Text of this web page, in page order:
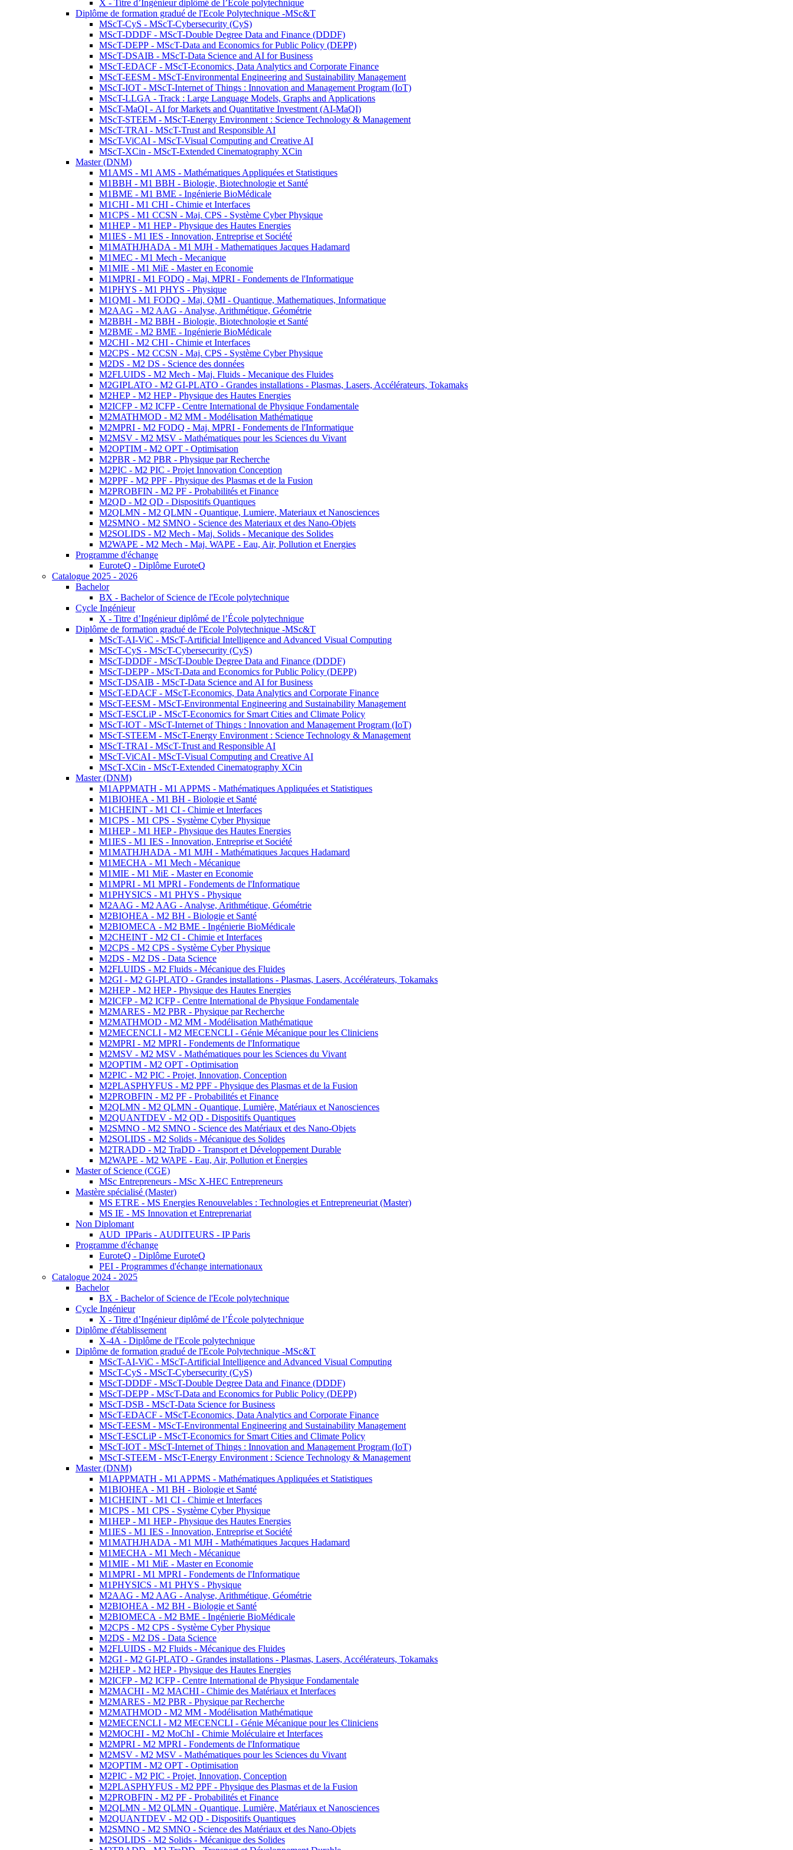
X - Titre d’Ingénieur diplômé de l’École polytechnique
Diplôme de formation gradué de l'Ecole Polytechnique -MSc&T
MScT-CyS - MScT-Cybersecurity (CyS)
MScT-DDDF - MScT-Double Degree Data and Finance (DDDF)
MScT-DEPP - MScT-Data and Economics for Public Policy (DEPP)
MScT-DSAIB - MScT-Data Science and AI for Business
MScT-EDACF - MScT-Economics, Data Analytics and Corporate Finance
MScT-EESM - MScT-Environmental Engineering and Sustainability Management
MScT-IOT - MScT-Internet of Things : Innovation and Management Program (IoT)
MScT-LLGA - Track : Large Language Models, Graphs and Applications
MScT-MaQI - AI for Markets and Quantitative Investment (AI-MaQI)
MScT-STEEM - MScT-Energy Environment : Science Technology & Management
MScT-TRAI - MScT-Trust and Responsible AI
MScT-ViCAI - MScT-Visual Computing and Creative AI
MScT-XCin - MScT-Extended Cinematography XCin
Master (DNM)
M1AMS - M1 AMS - Mathématiques Appliquées et Statistiques
M1BBH - M1 BBH - Biologie, Biotechnologie et Santé
M1BME - M1 BME - Ingénierie BioMédicale
M1CHI - M1 CHI - Chimie et Interfaces
M1CPS - M1 CCSN - Maj. CPS - Système Cyber Physique
M1HEP - M1 HEP - Physique des Hautes Energies
M1IES - M1 IES - Innovation, Entreprise et Société
M1MATHJHADA - M1 MJH - Mathematiques Jacques Hadamard
M1MEC - M1 Mech - Mecanique
M1MIE - M1 MiE - Master en Economie
M1MPRI - M1 FODQ - Maj. MPRI - Fondements de l'Informatique
M1PHYS - M1 PHYS - Physique
M1QMI - M1 FODQ - Maj. QMI - Quantique, Mathematiques, Informatique
M2AAG - M2 AAG - Analyse, Arithmétique, Géométrie
M2BBH - M2 BBH - Biologie, Biotechnologie et Santé
M2BME - M2 BME - Ingénierie BioMédicale
M2CHI - M2 CHI - Chimie et Interfaces
M2CPS - M2 CCSN - Maj. CPS - Système Cyber Physique
M2DS - M2 DS - Science des données
M2FLUIDS - M2 Mech - Maj. Fluids - Mecanique des Fluides
M2GIPLATO - M2 GI-PLATO - Grandes installations - Plasmas, Lasers, Accélérateurs, Tokamaks
M2HEP - M2 HEP - Physique des Hautes Energies
M2ICFP - M2 ICFP - Centre International de Physique Fondamentale
M2MATHMOD - M2 MM - Modélisation Mathématique
M2MPRI - M2 FODQ - Maj. MPRI - Fondements de l'Informatique
M2MSV - M2 MSV - Mathématiques pour les Sciences du Vivant
M2OPTIM - M2 OPT - Optimisation
M2PBR - M2 PBR - Physique par Recherche
M2PIC - M2 PIC - Projet Innovation Conception
M2PPF - M2 PPF - Physique des Plasmas et de la Fusion
M2PROBFIN - M2 PF - Probabilités et Finance
M2QD - M2 QD - Dispositifs Quantiques
M2QLMN - M2 QLMN - Quantique, Lumiere, Materiaux et Nanosciences
M2SMNO - M2 SMNO - Science des Materiaux et des Nano-Objets
M2SOLIDS - M2 Mech - Maj. Solids - Mecanique des Solides
M2WAPE - M2 Mech - Maj. WAPE - Eau, Air, Pollution et Energies
Programme d'échange
EuroteQ - Diplôme EuroteQ
Catalogue 2025 - 2026
Bachelor
BX - Bachelor of Science de l'Ecole polytechnique
Cycle Ingénieur
X - Titre d’Ingénieur diplômé de l’École polytechnique
Diplôme de formation gradué de l'Ecole Polytechnique -MSc&T
MScT-AI-ViC - MScT-Artificial Intelligence and Advanced Visual Computing
MScT-CyS - MScT-Cybersecurity (CyS)
MScT-DDDF - MScT-Double Degree Data and Finance (DDDF)
MScT-DEPP - MScT-Data and Economics for Public Policy (DEPP)
MScT-DSAIB - MScT-Data Science and AI for Business
MScT-EDACF - MScT-Economics, Data Analytics and Corporate Finance
MScT-EESM - MScT-Environmental Engineering and Sustainability Management
MScT-ESCLiP - MScT-Economics for Smart Cities and Climate Policy
MScT-IOT - MScT-Internet of Things : Innovation and Management Program (IoT)
MScT-STEEM - MScT-Energy Environment : Science Technology & Management
MScT-TRAI - MScT-Trust and Responsible AI
MScT-ViCAI - MScT-Visual Computing and Creative AI
MScT-XCin - MScT-Extended Cinematography XCin
Master (DNM)
M1APPMATH - M1 APPMS - Mathématiques Appliquées et Statistiques
M1BIOHEA - M1 BH - Biologie et Santé
M1CHEINT - M1 CI - Chimie et Interfaces
M1CPS - M1 CPS - Système Cyber Physique
M1HEP - M1 HEP - Physique des Hautes Energies
M1IES - M1 IES - Innovation, Entreprise et Société
M1MATHJHADA - M1 MJH - Mathématiques Jacques Hadamard
M1MECHA - M1 Mech - Mécanique
M1MIE - M1 MiE - Master en Economie
M1MPRI - M1 MPRI - Fondements de l'Informatique
M1PHYSICS - M1 PHYS - Physique
M2AAG - M2 AAG - Analyse, Arithmétique, Géométrie
M2BIOHEA - M2 BH - Biologie et Santé
M2BIOMECA - M2 BME - Ingénierie BioMédicale
M2CHEINT - M2 CI - Chimie et Interfaces
M2CPS - M2 CPS - Système Cyber Physique
M2DS - M2 DS - Data Science
M2FLUIDS - M2 Fluids - Mécanique des Fluides
M2GI - M2 GI-PLATO - Grandes installations - Plasmas, Lasers, Accélérateurs, Tokamaks
M2HEP - M2 HEP - Physique des Hautes Energies
M2ICFP - M2 ICFP - Centre International de Physique Fondamentale
M2MARES - M2 PBR - Physique par Recherche
M2MATHMOD - M2 MM - Modélisation Mathématique
M2MECENCLI - M2 MECENCLI - Génie Mécanique pour les Cliniciens
M2MPRI - M2 MPRI - Fondements de l'Informatique
M2MSV - M2 MSV - Mathématiques pour les Sciences du Vivant
M2OPTIM - M2 OPT - Optimisation
M2PIC - M2 PIC - Projet, Innovation, Conception
M2PLASPHYFUS - M2 PPF - Physique des Plasmas et de la Fusion
M2PROBFIN - M2 PF - Probabilités et Finance
M2QLMN - M2 QLMN - Quantique, Lumière, Matériaux et Nanosciences
M2QUANTDEV - M2 QD - Dispositifs Quantiques
M2SMNO - M2 SMNO - Science des Matériaux et des Nano-Objets
M2SOLIDS - M2 Solids - Mécanique des Solides
M2TRADD - M2 TraDD - Transport et Développement Durable
M2WAPE - M2 WAPE - Eau, Air, Pollution et Énergies
Master of Science (CGE)
MSc Entrepreneurs - MSc X-HEC Entrepreneurs
Mastère spécialisé (Master)
MS ETRE - MS Energies Renouvelables : Technologies et Entrepreneuriat (Master)
MS IE - MS Innovation et Entreprenariat
Non Diplomant
AUD_IPParis - AUDITEURS - IP Paris
Programme d'échange
EuroteQ - Diplôme EuroteQ
PEI - Programmes d'échange internationaux
Catalogue 2024 - 2025
Bachelor
BX - Bachelor of Science de l'Ecole polytechnique
Cycle Ingénieur
X - Titre d’Ingénieur diplômé de l’École polytechnique
Diplôme d'établissement
X-4A - Diplôme de l'Ecole polytechnique
Diplôme de formation gradué de l'Ecole Polytechnique -MSc&T
MScT-AI-ViC - MScT-Artificial Intelligence and Advanced Visual Computing
MScT-CyS - MScT-Cybersecurity (CyS)
MScT-DDDF - MScT-Double Degree Data and Finance (DDDF)
MScT-DEPP - MScT-Data and Economics for Public Policy (DEPP)
MScT-DSB - MScT-Data Science for Business
MScT-EDACF - MScT-Economics, Data Analytics and Corporate Finance
MScT-EESM - MScT-Environmental Engineering and Sustainability Management
MScT-ESCLiP - MScT-Economics for Smart Cities and Climate Policy
MScT-IOT - MScT-Internet of Things : Innovation and Management Program (IoT)
MScT-STEEM - MScT-Energy Environment : Science Technology & Management
Master (DNM)
M1APPMATH - M1 APPMS - Mathématiques Appliquées et Statistiques
M1BIOHEA - M1 BH - Biologie et Santé
M1CHEINT - M1 CI - Chimie et Interfaces
M1CPS - M1 CPS - Système Cyber Physique
M1HEP - M1 HEP - Physique des Hautes Energies
M1IES - M1 IES - Innovation, Entreprise et Société
M1MATHJHADA - M1 MJH - Mathématiques Jacques Hadamard
M1MECHA - M1 Mech - Mécanique
M1MIE - M1 MiE - Master en Economie
M1MPRI - M1 MPRI - Fondements de l'Informatique
M1PHYSICS - M1 PHYS - Physique
M2AAG - M2 AAG - Analyse, Arithmétique, Géométrie
M2BIOHEA - M2 BH - Biologie et Santé
M2BIOMECA - M2 BME - Ingénierie BioMédicale
M2CPS - M2 CPS - Système Cyber Physique
M2DS - M2 DS - Data Science
M2FLUIDS - M2 Fluids - Mécanique des Fluides
M2GI - M2 GI-PLATO - Grandes installations - Plasmas, Lasers, Accélérateurs, Tokamaks
M2HEP - M2 HEP - Physique des Hautes Energies
M2ICFP - M2 ICFP - Centre International de Physique Fondamentale
M2MACHI - M2 MACHI - Chimie des Matériaux et Interfaces
M2MARES - M2 PBR - Physique par Recherche
M2MATHMOD - M2 MM - Modélisation Mathématique
M2MECENCLI - M2 MECENCLI - Génie Mécanique pour les Cliniciens
M2MOCHI - M2 MoChI - Chimie Moléculaire et Interfaces
M2MPRI - M2 MPRI - Fondements de l'Informatique
M2MSV - M2 MSV - Mathématiques pour les Sciences du Vivant
M2OPTIM - M2 OPT - Optimisation
M2PIC - M2 PIC - Projet, Innovation, Conception
M2PLASPHYFUS - M2 PPF - Physique des Plasmas et de la Fusion
M2PROBFIN - M2 PF - Probabilités et Finance
M2QLMN - M2 QLMN - Quantique, Lumière, Matériaux et Nanosciences
M2QUANTDEV - M2 QD - Dispositifs Quantiques
M2SMNO - M2 SMNO - Science des Matériaux et des Nano-Objets
M2SOLIDS - M2 Solids - Mécanique des Solides